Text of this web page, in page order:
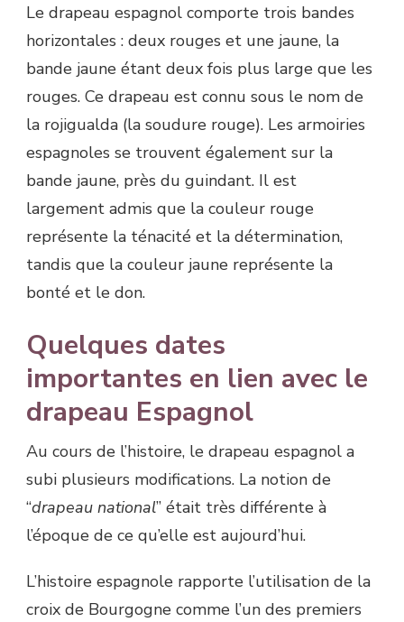
Le drapeau espagnol comporte trois bandes
horizontales : deux rouges et une jaune, la
bande jaune étant deux fois plus large que les
rouges. Ce drapeau est connu sous le nom de
la rojigualda (la soudure rouge). Les armoiries
espagnoles se trouvent également sur la
bande jaune, près du guindant. Il est
largement admis que la couleur rouge
représente la ténacité et la détermination,
tandis que la couleur jaune représente la
bonté et le don.
Quelques dates
importantes en lien avec le
drapeau Espagnol
Au cours de l’histoire, le drapeau espagnol a
subi plusieurs modifications. La notion de
“drapeau national” était très différente à
l’époque de ce qu’elle est aujourd’hui.
L’histoire espagnole rapporte l’utilisation de la
croix de Bourgogne comme l’un des premiers